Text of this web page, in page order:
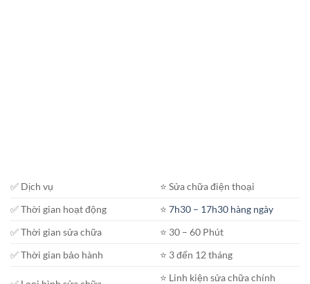
✅ Dịch vụ
⭐️ Sửa chữa điện thoại
✅ Thời gian hoạt động
⭐️7h30 – 17h30 hàng ngày
✅ Thời gian sửa chữa
⭐️ 30 – 60 Phút
✅ Thời gian bảo hành
⭐️ 3 đến 12 tháng
⭐️ Linh kiện sửa chữa chính